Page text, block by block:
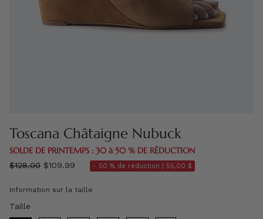
Toscana Châtaigne Nubuck
SOLDE DE PRINTEMPS : 30 à 50 % DE RÉDUCTION
régulier
$128.00 $109.99 - 50 % de réduction | 55,00 $
Information sur la taille
Taille